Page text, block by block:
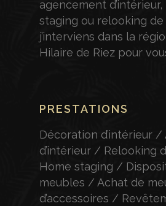
agencement d’intérieur,
staging ou relooking de
j’interviens dans la
Hilaire de Riez pour
PRESTATIONS
Décoration d’intérieur
d’intérieur / Relooking
Home staging /
meubles / Achat de
d’accessoires /